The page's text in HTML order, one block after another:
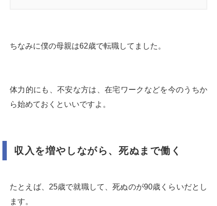
ちなみに僕の母親は62歳で転職してました。
体力的にも、不安な方は、在宅ワークなどを今のうちか
ら始めておくといいですよ。
収入を増やしながら、死ぬまで働く
たとえば、25歳で就職して、死ぬのが90歳くらいだとし
ます。